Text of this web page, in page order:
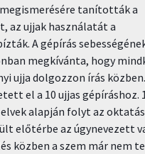
tanították a
az ujjak használatát a
A gépírás
megkívánta, hogy
ujja dolgozzon írás
el a 10 ujjas gépíráshoz.
alapján folyt az
előtérbe az úgynevezett
közben a szem már nem